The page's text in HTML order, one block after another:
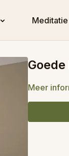
Meditatie
Meer